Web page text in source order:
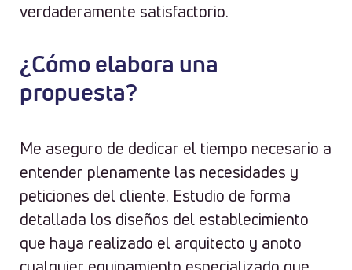
verdaderamente satisfactorio.
¿Cómo elabora una
propuesta?
Me aseguro de dedicar el tiempo necesario a
entender plenamente las necesidades y
peticiones del cliente. Estudio de forma
detallada los diseños del establecimiento
que haya realizado el arquitecto y anoto